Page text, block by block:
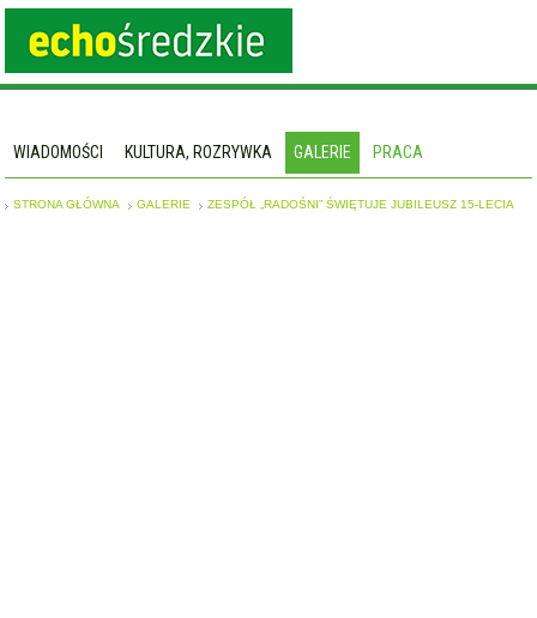
WIADOMOŚCI KULTURA, ROZRYWKA GALERIE PRACA
STRONA GŁÓWNA GALERIE ZESPÓŁ „RADOŚNI” ŚWIĘTUJE JUBILEUSZ 15-LECIA